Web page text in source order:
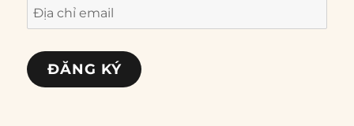
Địa
chỉ
email
ĐĂNG KÝ